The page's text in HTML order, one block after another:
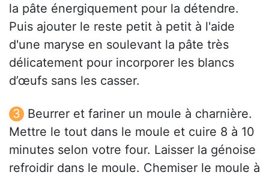
la pâte énergiquement pour la détendre.
Puis ajouter le reste petit à petit à l'aide
d'une maryse en soulevant la pâte très
délicatement pour incorporer les blancs
d’œufs sans les casser.
Beurrer et fariner un moule à charnière.
Mettre le tout dans le moule et cuire 8 à 10
minutes selon votre four. Laisser la génoise
refroidir dans le moule. Chemiser le moule à